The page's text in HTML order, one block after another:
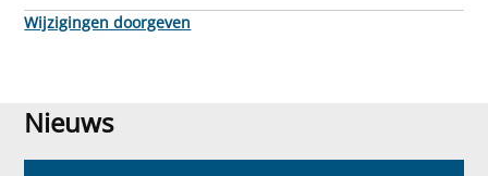
Wijzigingen doorgeven
Nieuws
Nieuws